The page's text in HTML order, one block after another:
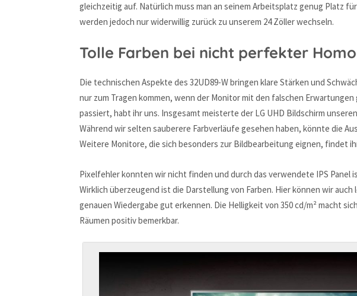
gleichzeitig auf. Natürlich muss man an seinem Arbeitsplatz genug Platz
werden jedoch nur widerwillig zurück zu unserem 24 Zöller wechseln.
Tolle Farben bei nicht perfekter
Die technischen Aspekte des 32UD89-W bringen klare Stärken und
nur zum Tragen kommen, wenn der Monitor mit den falschen
passiert, habt ihr uns. Insgesamt meisterte der LG UHD Bildschirm
Während wir selten sauberere Farbverläufe gesehen haben, könnte die
Weitere Monitore, die sich besonders zur Bildbearbeitung eignen, findet
Pixelfehler konnten wir nicht finden und durch das verwendete IPS
Wirklich überzeugend ist die Darstellung von Farben. Hier können wir
genauen Wiedergabe gut erkennen. Die Helligkeit von 350 cd/m² macht
Räumen positiv bemerkbar.